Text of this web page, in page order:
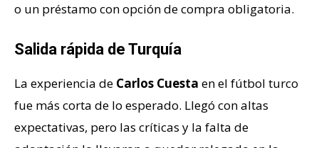
o un préstamo con opción de compra obligatoria.
Salida rápida de Turquía
La experiencia de Carlos Cuesta en el fútbol turco
fue más corta de lo esperado. Llegó con altas
expectativas, pero las críticas y la falta de